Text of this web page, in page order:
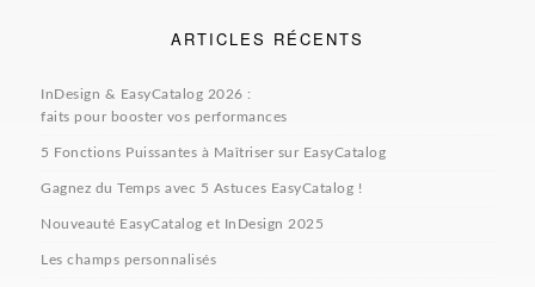
ARTICLES RÉCENTS
InDesign & EasyCatalog 2026 :
faits pour booster vos performances
5 Fonctions Puissantes à Maîtriser sur EasyCatalog
Gagnez du Temps avec 5 Astuces EasyCatalog !
Nouveauté EasyCatalog et InDesign 2025
Les champs personnalisés